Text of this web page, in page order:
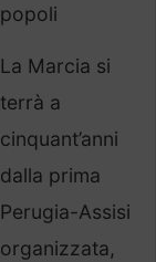
popoli
La Marcia si
terrà a
cinquant’anni
dalla prima
Perugia-Assisi
organizzata,